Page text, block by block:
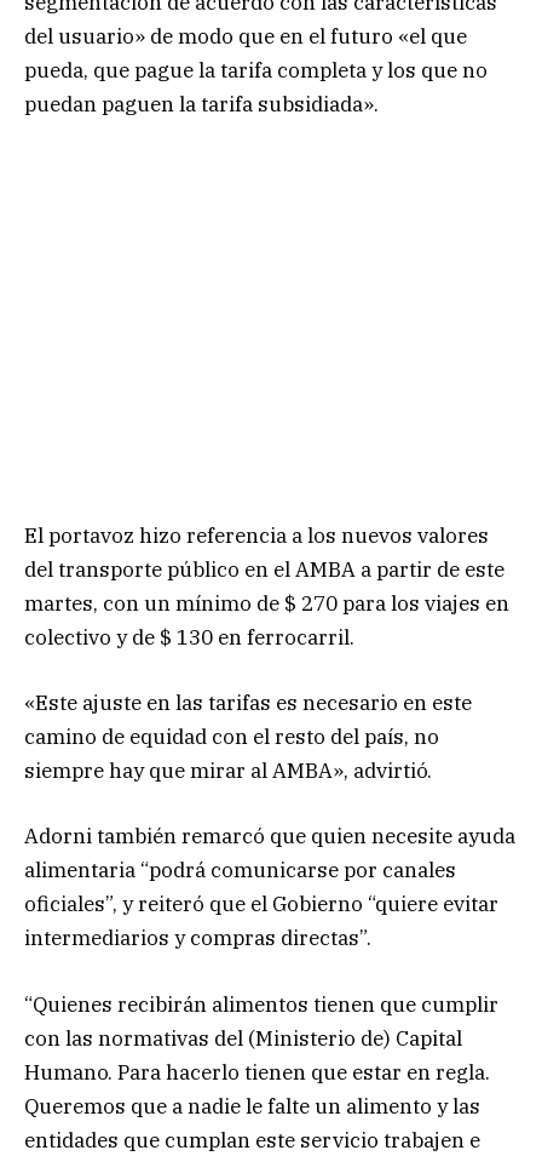
del usuario» de modo que en el futuro «el que
pueda, que pague la tarifa completa y los que no
puedan paguen la tarifa subsidiada».
El portavoz hizo referencia a los nuevos valores
del transporte público en el AMBA a partir de este
martes, con un mínimo de $ 270 para los viajes en
colectivo y de $ 130 en ferrocarril.
«Este ajuste en las tarifas es necesario en este
camino de equidad con el resto del país, no
siempre hay que mirar al AMBA», advirtió.
Adorni también remarcó que quien necesite ayuda
alimentaria “podrá comunicarse por canales
oficiales”, y reiteró que el Gobierno “quiere evitar
intermediarios y compras directas”.
“Quienes recibirán alimentos tienen que cumplir
con las normativas del (Ministerio de) Capital
Humano. Para hacerlo tienen que estar en regla.
Queremos que a nadie le falte un alimento y las
entidades que cumplan este servicio trabajen e